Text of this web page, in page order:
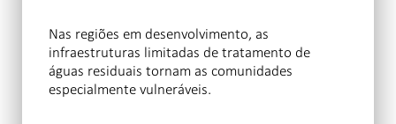
Nas regiões em desenvolvimento, as
infraestruturas limitadas de tratamento de
águas residuais tornam as comunidades
especialmente vulneráveis.